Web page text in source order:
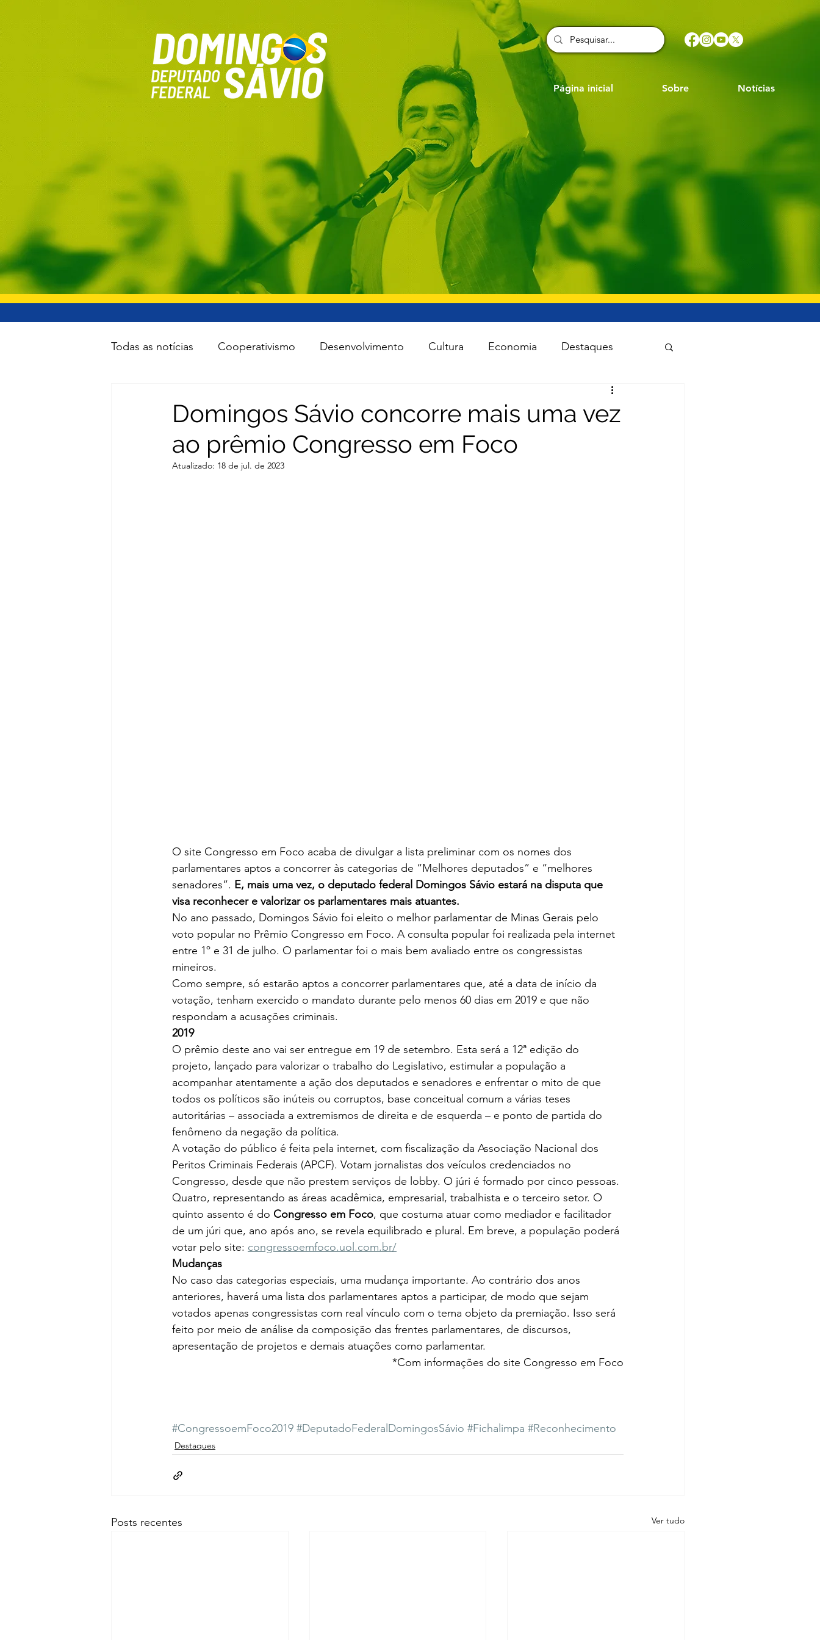
Página inicial Sobre Notícias
Todas as notícias Cooperativismo Desenvolvimento Cultura Economia Destaques
Minas e Energia Reforma Política Saúde Segurança Tecnologia
Domingos Sávio concorre mais uma vez
ao prêmio Congresso em Foco
Atualizado: 18 de jul. de 2023
O site Congresso em Foco acaba de divulgar a lista preliminar com os nomes dos
parlamentares aptos a concorrer às categorias de “Melhores deputados” e “melhores
senadores”. E, mais uma vez, o deputado federal Domingos Sávio estará na disputa que
visa reconhecer e valorizar os parlamentares mais atuantes.
No ano passado, Domingos Sávio foi eleito o melhor parlamentar de Minas Gerais pelo
voto popular no Prêmio Congresso em Foco. A consulta popular foi realizada pela internet
entre 1º e 31 de julho. O parlamentar foi o mais bem avaliado entre os congressistas
mineiros.
Como sempre, só estarão aptos a concorrer parlamentares que, até a data de início da
votação, tenham exercido o mandato durante pelo menos 60 dias em 2019 e que não
respondam a acusações criminais.
2019
O prêmio deste ano vai ser entregue em 19 de setembro. Esta será a 12ª edição do
projeto, lançado para valorizar o trabalho do Legislativo, estimular a população a
acompanhar atentamente a ação dos deputados e senadores e enfrentar o mito de que
todos os políticos são inúteis ou corruptos, base conceitual comum a várias teses
autoritárias – associada a extremismos de direita e de esquerda – e ponto de partida do
fenômeno da negação da política.
A votação do público é feita pela internet, com fiscalização da Associação Nacional dos
Peritos Criminais Federais (APCF). Votam jornalistas dos veículos credenciados no
Congresso, desde que não prestem serviços de lobby. O júri é formado por cinco pessoas.
Quatro, representando as áreas acadêmica, empresarial, trabalhista e o terceiro setor. O
quinto assento é do Congresso em Foco, que costuma atuar como mediador e facilitador
de um júri que, ano após ano, se revela equilibrado e plural. Em breve, a população poderá
votar pelo site: congressoemfoco.uol.com.br/
Mudanças
No caso das categorias especiais, uma mudança importante. Ao contrário dos anos
anteriores, haverá uma lista dos parlamentares aptos a participar, de modo que sejam
votados apenas congressistas com real vínculo com o tema objeto da premiação. Isso será
feito por meio de análise da composição das frentes parlamentares, de discursos,
apresentação de projetos e demais atuações como parlamentar.
*Com informações do site Congresso em Foco
#CongressoemFoco2019 #DeputadoFederalDomingosSávio #Fichalimpa #Reconhecimento
Destaques
Posts recentes Ver tudo